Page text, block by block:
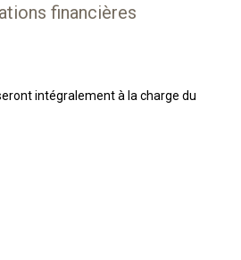
financières
intégralement à la charge du